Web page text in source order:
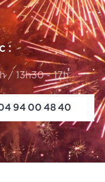
:
/ 13h30 - 17h
94 00 48 40